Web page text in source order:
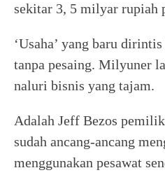
sekitar 3, 5 milyar rupiah
‘Usaha’ yang baru
tanpa pesaing. Milyuner
naluri bisnis yang tajam.
Adalah Jeff Bezos
sudah ancang-ancang
menggunakan pesawat